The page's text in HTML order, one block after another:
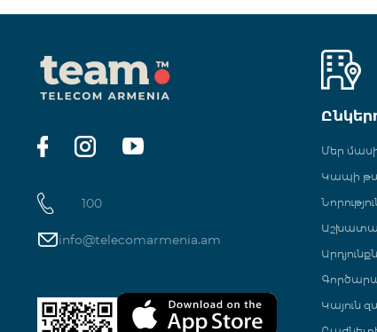
100
info@telecomarmenia.am
Մեր
Կապի
Կայուն